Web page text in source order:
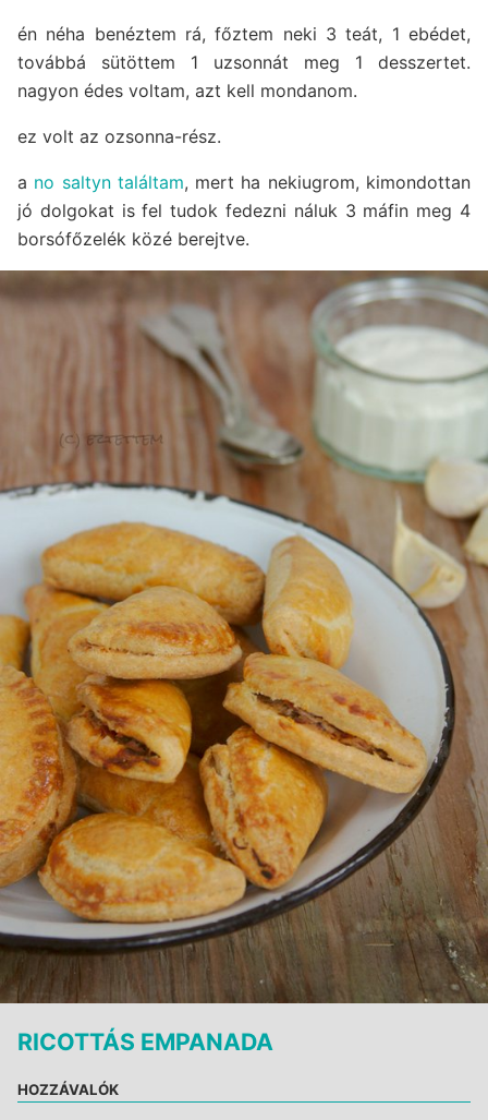
én néha benéztem rá, főztem neki 3 teát, 1 ebédet,
továbbá sütöttem 1 uzsonnát meg 1 desszertet.
nagyon édes voltam, azt kell mondanom.
ez volt az ozsonna-rész.
a no saltyn találtam, mert ha nekiugrom, kimondottan
jó dolgokat is fel tudok fedezni náluk 3 máfin meg 4
borsófőzelék közé berejtve.
RICOTTÁS EMPANADA
HOZZÁVALÓK